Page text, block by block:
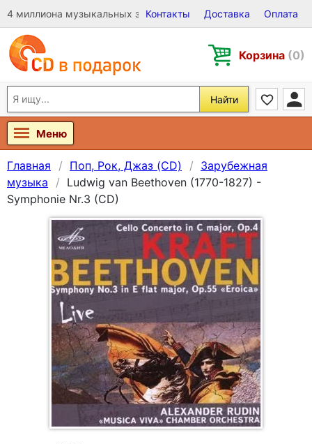
4 миллиона музыкальных записей на Виниле, CD и DVD
Контакты Доставка Оплата
Корзина (0)
Найти
Меню
Главная Поп, Рок, Джаз (CD)
Зарубежная
музыка
Ludwig van Beethoven (1770-1827) -
Symphonie Nr.3 (CD)